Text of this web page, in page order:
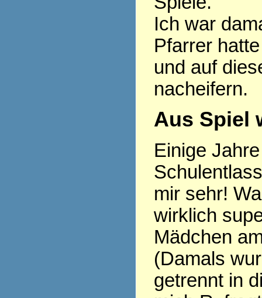
Ich war
Pfarrer
und auf
nacheifern.
Aus Spiel
Einige
mir sehr!
wirklich
Mädchen
(Damals
getrennt in